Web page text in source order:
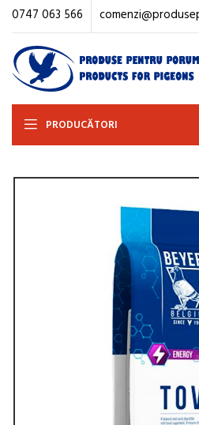
0747 063 566
PRODUCĂTORI